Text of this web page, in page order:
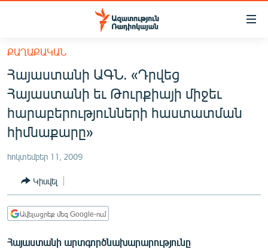
Մատչելիության
հիմնական
բովանդակությանը
Անցնել
հիմնական
մենյուին
Որոնում
ՀԱՅԱՍՏԱՆ
ՔԱՂԱՔԱԿԱՆ
ԸՆՏՐՈՒԹՅՈՒՆՆԵՐ 2026
ՏՆՏԵՍՈՒԹՅՈՒՆ
ՂԱՐԱԲԱՂ
ՔԱՂԱՔԱԿԱՆ
Հայաստանի ԱԳՆ. «Դրվեց
Հայաստանի եւ Թուրքիայի միջեւ
հարաբերությունների հաստատման
հիմնաքարը»
հոկտեմբեր 11, 2009
Կիսվել
Ավելացրեք մեզ Google-ում
Հայաստանի արտգործնախարարությունը